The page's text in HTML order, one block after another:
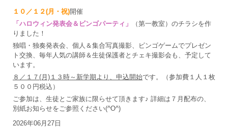
１０／１２(月・祝)開催
「ハロウィン発表会＆ビンゴパーティ」
（第一教室）のチラシを作
りました！
独唱・独奏発表会、個人＆集合写真撮影、ビンゴゲームでプレゼン
ト交換、毎年人気の講師＆生徒保護者とチェキ撮影会も、予定して
います。
８／１７(月)１３時～新学期より、申込開始です。（参加費１人１枚
５００円税込）
ご参加は、生徒とご家族に限らせて頂きます♪ 詳細は７月配布の、
別紙お知らせをご参照ください(^O^)
2026年06月27日